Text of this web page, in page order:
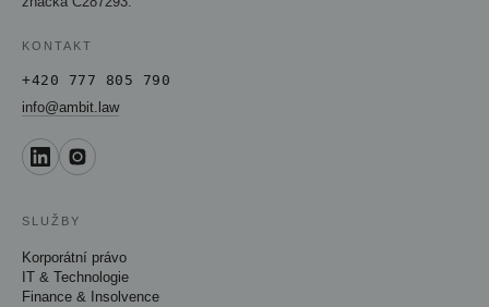
KONTAKT
+420 777 805 790
info@ambit.law
SLUŽBY
Korporátní právo
IT & Technologie
Finance & Insolvence